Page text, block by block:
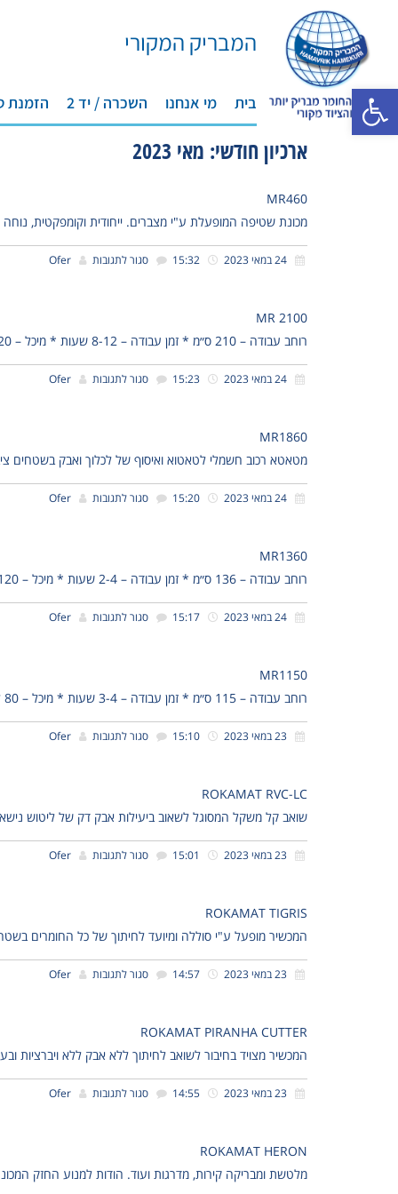
פתח סרגל נגישות
המבריק המקורי
בית מי אנחנו השכרה / יד 2 הזמנת
ארכיון חודשי: מאי 2023
MR460
מכונת שטיפה המופעלת ע"י מצברים. ייחודית וקומפקטית,
סגור לתגובות Ofer
MR 2100
רוחב עבודה – 210 ס״מ * זמן עבודה – 8-12 שעות * מיכל – 220 ליטר * שטח עבודה לשעה
סגור לתגובות Ofer
MR1860
מטאטא רכוב חשמלי לטאטוא ואיסוף של לכלוך ואבק בשטחים ציבוריים * רוחב
סגור לתגובות Ofer
MR1360
רוחב עבודה – 136 ס״מ * זמן עבודה – 2-4 שעות * מיכל – 120 ליטר * שטח עבודה לשעה
סגור לתגובות Ofer
MR1150
רוחב עבודה – 115 ס״מ * זמן עבודה – 3-4 שעות * מיכל – 80 ליטר * שטח עבודה לשעה
סגור לתגובות Ofer
ROKAMAT RVC-LC
שואב קל משקל המסוגל לשאוב ביעילות אבק דק של ליטוש
סגור לתגובות Ofer
ROKAMAT TIGRIS
המכשיר מופעל ע"י סוללה ומיועד לחיתוך של כל החומרים
סגור לתגובות Ofer
ROKAMAT PIRANHA CUTTER
המכשיר מצויד בחיבור לשואב לחיתוך ללא אבק ללא ויברציות
סגור לתגובות Ofer
ROKAMAT HERON
מלטשת ומבריקה קירות, מדרגות ועוד. הודות למנוע החזק